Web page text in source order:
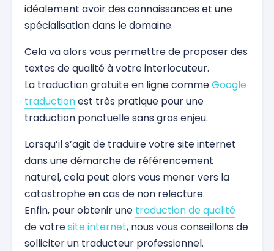
idéalement avoir des connaissances et une
spécialisation dans le domaine.
Cela va alors vous permettre de proposer des
textes de qualité à votre interlocuteur.
La traduction gratuite en ligne commeGoogle
traductionest très pratique pour une
traduction ponctuelle sans gros enjeu.
Lorsqu’il s’agit de traduire votre site internet
dans une démarche de référencement
naturel, cela peut alors vous mener vers la
catastrophe en cas de non relecture.
Enfin, pour obtenir une traduction de qualité
de votresite internet, nous vous conseillons de
solliciter un traducteur professionnel.